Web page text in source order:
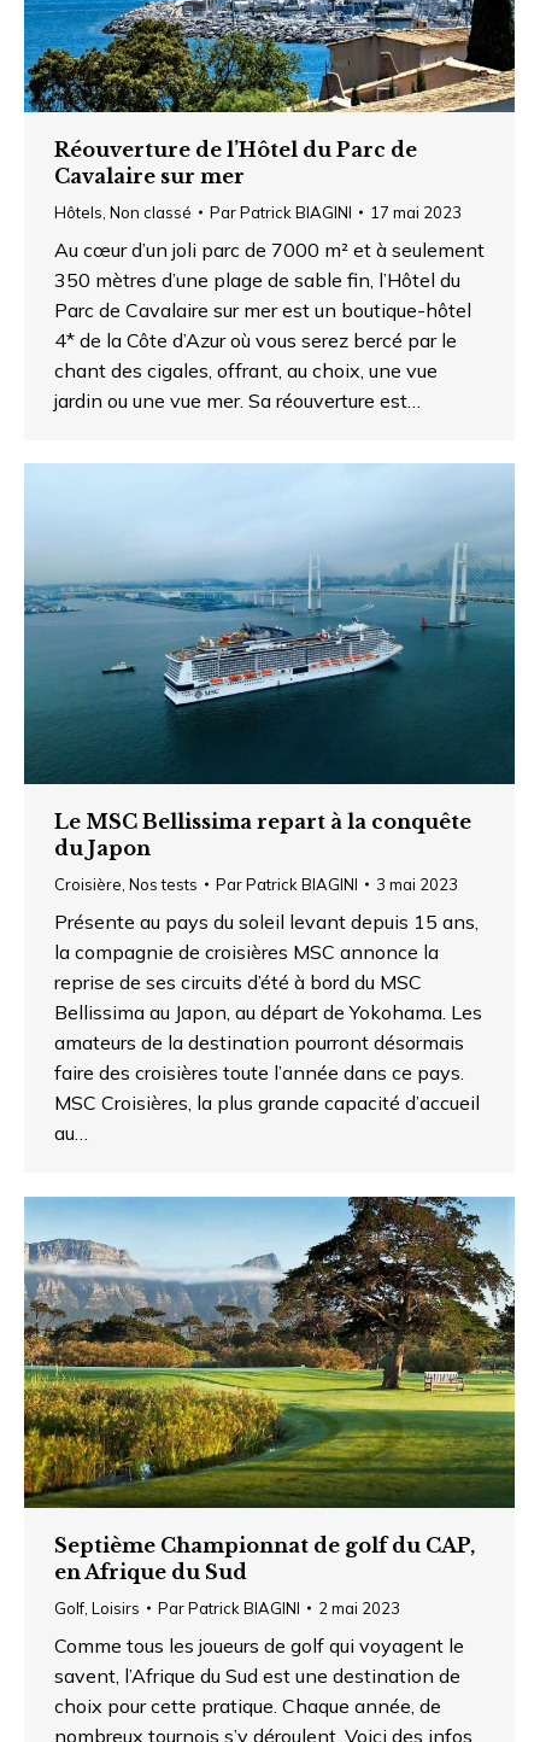
Réouverture de l’Hôtel du Parc de
Cavalaire sur mer
Hôtels Non classé ParPatrick BIAGINI 17 mai 2023
Au cœur d’un joli parc de 7000 m² et à seulement
350 mètres d’une plage de sable fin, l’Hôtel du
Parc de Cavalaire sur mer est un boutique-hôtel
4* de la Côte d’Azur où vous serez bercé par le
chant des cigales, offrant, au choix, une vue
jardin ou une vue mer. Sa réouverture est…
Le MSC Bellissima repart à la conquête
du Japon
Croisière, Nos tests ParPatrick BIAGINI 3 mai 2023
Présente au pays du soleil levant depuis 15 ans,
la compagnie de croisières MSC annonce la
reprise de ses circuits d’été à bord du MSC
Bellissima au Japon, au départ de Yokohama. Les
amateurs de la destination pourront désormais
faire des croisières toute l’année dans ce pays.
MSC Croisières, la plus grande capacité d’accueil
au…
Septième Championnat de golf du CAP,
en Afrique du Sud
Golf, Loisirs ParPatrick BIAGINI 2 mai 2023
Comme tous les joueurs de golf qui voyagent le
savent, l’Afrique du Sud est une destination de
choix pour cette pratique. Chaque année, de
nombreux tournois s’y déroulent. Voici des infos